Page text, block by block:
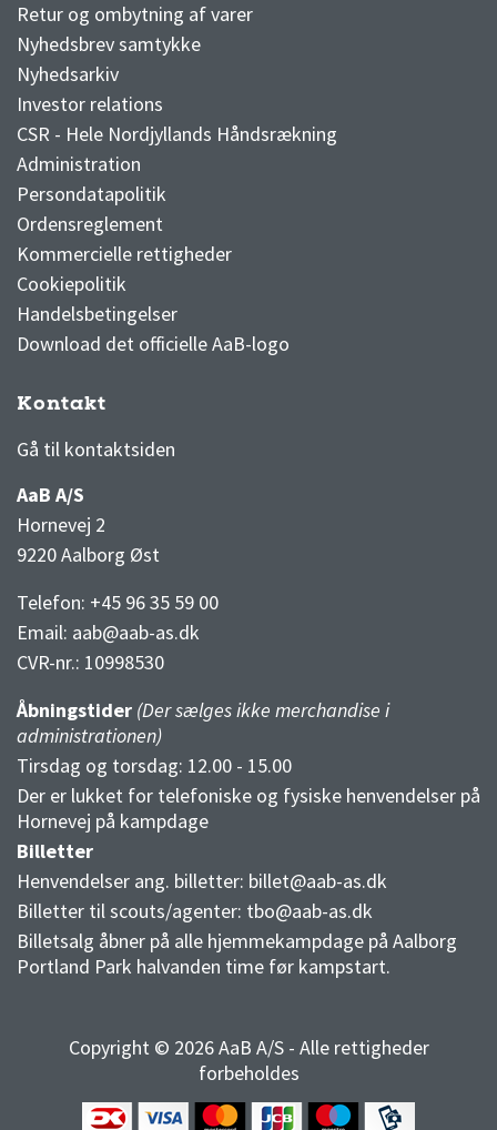
Retur og ombytning af varer
Nyhedsbrev samtykke
Nyhedsarkiv
Investor relations
CSR - Hele Nordjyllands Håndsrækning
Administration
Persondatapolitik
Ordensreglement
Kommercielle rettigheder
Cookiepolitik
Handelsbetingelser
Download det officielle AaB-logo
Kontakt
Gå til kontaktsiden
AaB A/S
Hornevej 2
9220 Aalborg Øst
Telefon: +45 96 35 59 00
Email: aab@aab-as.dk
CVR-nr.: 10998530
Åbningstider (Der sælges ikke merchandise i
administrationen)
Tirsdag og torsdag: 12.00 - 15.00
Der er lukket for telefoniske og fysiske henvendelser på
Hornevej på kampdage
Billetter
Henvendelser ang. billetter: billet@aab-as.dk
Billetter til scouts/agenter: tbo@aab-as.dk
Billetsalg åbner på alle hjemmekampdage på Aalborg
Portland Park halvanden time før kampstart.
Copyright © 2026 AaB A/S - Alle rettigheder
forbeholdes